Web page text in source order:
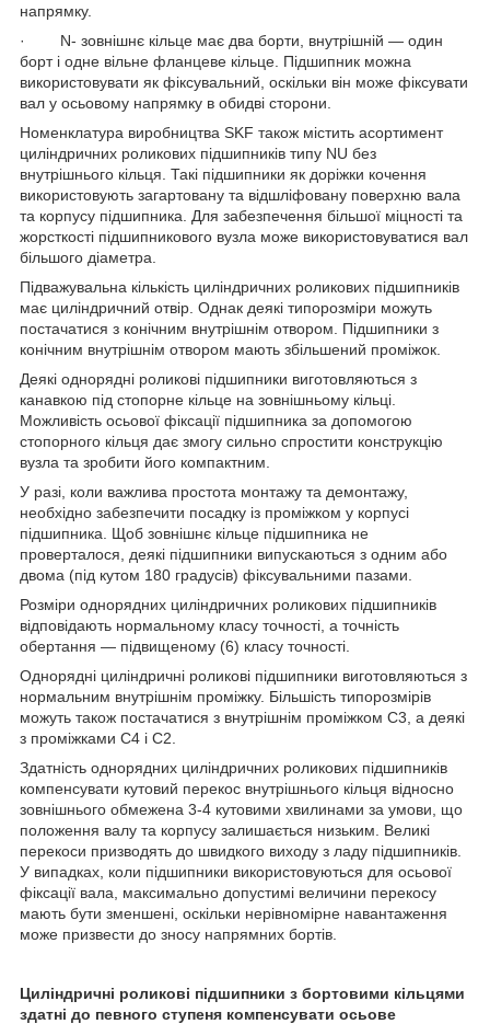
напрямку.
· N- зовнішнє кільце має два борти, внутрішній — один
борт і одне вільне фланцеве кільце. Підшипник можна
використовувати як фіксувальний, оскільки він може фіксувати
вал у осьовому напрямку в обидві сторони.
Номенклатура виробництва SKF також містить асортимент
циліндричних роликових підшипників типу NU без
внутрішнього кільця. Такі підшипники як доріжки кочення
використовують загартовану та відшліфовану поверхню вала
та корпусу підшипника. Для забезпечення більшої міцності та
жорсткості підшипникового вузла може використовуватися вал
більшого діаметра.
Підважувальна кількість циліндричних роликових підшипників
має циліндричний отвір. Однак деякі типорозміри можуть
постачатися з конічним внутрішнім отвором. Підшипники з
конічним внутрішнім отвором мають збільшений проміжок.
Деякі однорядні роликові підшипники виготовляються з
канавкою під стопорне кільце на зовнішньому кільці.
Можливість осьової фіксації підшипника за допомогою
стопорного кільця дає змогу сильно спростити конструкцію
вузла та зробити його компактним.
У разі, коли важлива простота монтажу та демонтажу,
необхідно забезпечити посадку із проміжком у корпусі
підшипника. Щоб зовнішнє кільце підшипника не
проверталося, деякі підшипники випускаються з одним або
двома (під кутом 180 градусів) фіксувальними пазами.
Розміри однорядних циліндричних роликових підшипників
відповідають нормальному класу точності, а точність
обертання — підвищеному (6) класу точності.
Однорядні циліндричні роликові підшипники виготовляються з
нормальним внутрішнім проміжку. Більшість типорозмірів
можуть також постачатися з внутрішнім проміжком С3, а деякі
з проміжками С4 і С2.
Здатність однорядних циліндричних роликових підшипників
компенсувати кутовий перекос внутрішнього кільця відносно
зовнішнього обмежена 3-4 кутовими хвилинами за умови, що
положення валу та корпусу залишається низьким. Великі
перекоси призводять до швидкого виходу з ладу підшипників.
У випадках, коли підшипники використовуються для осьової
фіксації вала, максимально допустимі величини перекосу
мають бути зменшені, оскільки нерівномірне навантаження
може призвести до зносу напрямних бортів.
Циліндричні роликові підшипники з бортовими кільцями
здатні до певного ступеня компенсувати осьове